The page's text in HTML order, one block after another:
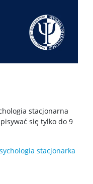
stacjonarna
się tylko do 9
stacjonarka